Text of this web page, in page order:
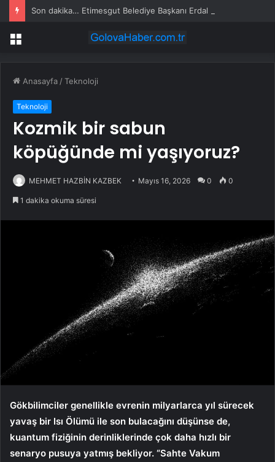
Menü
Anasayfa /Teknoloji
Teknoloji
Kozmik bir sabun
köpüğünde mi yaşıyoruz?
MEHMET HAZBİN KAZBEK Mayıs 16, 2026 0 0
1 dakika okuma süresi
Gökbilimciler genellikle evrenin milyarlarca yıl sürecek
yavaş bir Isı Ölümü ile son bulacağını düşünse de,
kuantum fiziğinin derinliklerinde çok daha hızlı bir
senaryo pusuya yatmış bekliyor. “Sahte Vakum